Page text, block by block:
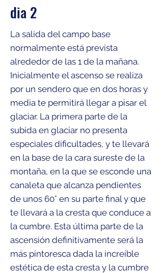
dia 2
La salida del campo base
normalmente está prevista
alrededor de las 1 de la mañana.
Inicialmente el ascenso se realiza
por un sendero que en dos horas y
media te permitirá llegar a pisar el
glaciar. La primera parte de la
subida en glaciar no presenta
especiales dificultades, y te llevará
en la base de la cara sureste de la
montaña, en la que se esconde una
canaleta que alcanza pendientes
de unos 60° en su parte final y que
te llevará a la cresta que conduce a
la cumbre. Esta última parte de la
ascensión definitivamente será la
más pintoresca dada la increíble
estética de esta cresta y la cumbre